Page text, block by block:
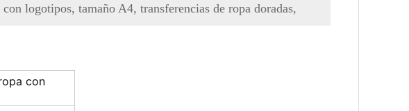
logotipos, tamaño A4, transferencias de ropa doradas,
con